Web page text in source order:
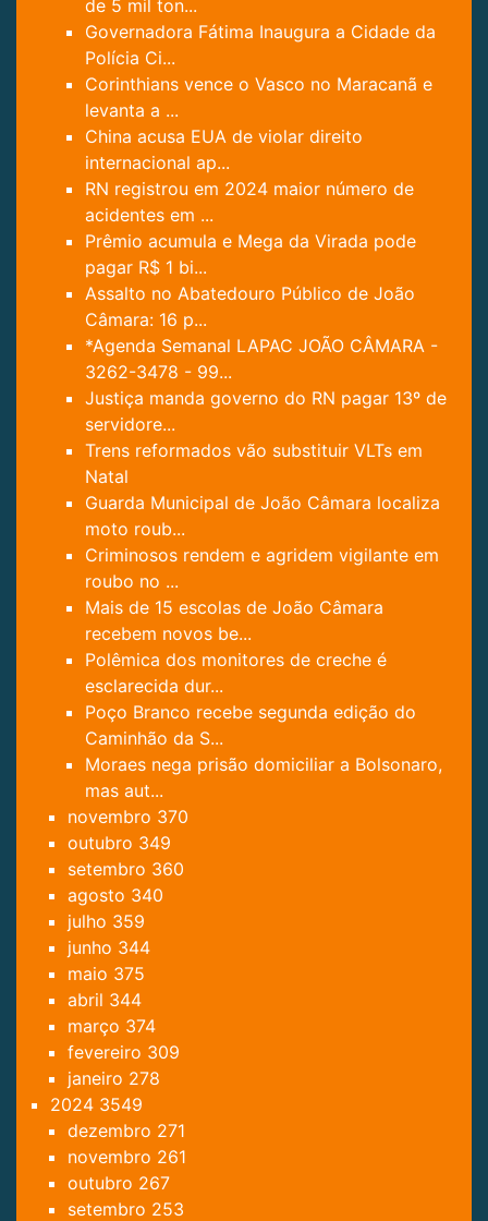
de 5 mil ton...
Governadora Fátima Inaugura a Cidade da
Polícia Ci...
Corinthians vence o Vasco no Maracanã e
levanta a ...
China acusa EUA de violar direito
internacional ap...
RN registrou em 2024 maior número de
acidentes em ...
Prêmio acumula e Mega da Virada pode
pagar R$ 1 bi...
Assalto no Abatedouro Público de João
Câmara: 16 p...
*Agenda Semanal LAPAC JOÃO CÂMARA -
3262-3478 - 99...
Justiça manda governo do RN pagar 13º de
servidore...
Trens reformados vão substituir VLTs em
Natal
Guarda Municipal de João Câmara localiza
moto roub...
Criminosos rendem e agridem vigilante em
roubo no ...
Mais de 15 escolas de João Câmara
recebem novos be...
Polêmica dos monitores de creche é
esclarecida dur...
Poço Branco recebe segunda edição do
Caminhão da S...
Moraes nega prisão domiciliar a Bolsonaro,
mas aut...
novembro 370
outubro 349
setembro 360
agosto 340
julho 359
junho 344
maio 375
abril 344
março 374
fevereiro 309
janeiro 278
2024 3549
dezembro 271
novembro 261
outubro 267
setembro 253